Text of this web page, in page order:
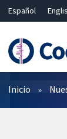
Español
Bahasa Malaysia
Filtros
Inicio